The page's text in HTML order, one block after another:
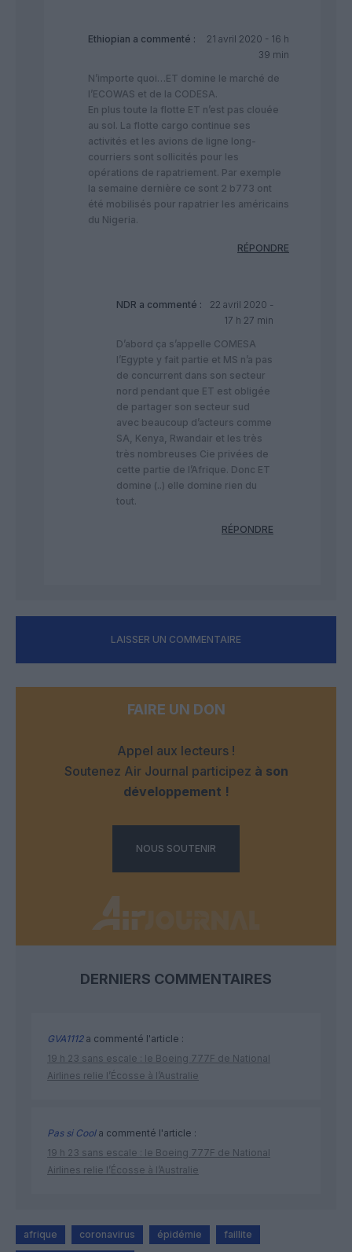
Ethiopian a commenté :
21 avril 2020 - 16 h
39 min
N’importe quoi…ET domine le marché de
l’ECOWAS et de la CODESA.
En plus toute la flotte ET n’est pas clouée
au sol. La flotte cargo continue ses
activités et les avions de ligne long-
courriers sont sollicités pour les
opérations de rapatriement. Par exemple
la semaine dernière ce sont 2 b773 ont
été mobilisés pour rapatrier les américains
du Nigeria.
RÉPONDRE
NDR a commenté :
22 avril 2020 -
17 h 27 min
D’abord ça s’appelle COMESA
l’Egypte y fait partie et MS n’a pas
de concurrent dans son secteur
nord pendant que ET est obligée
de partager son secteur sud
avec beaucoup d’acteurs comme
SA, Kenya, Rwandair et les très
très nombreuses Cie privées de
cette partie de l’Afrique. Donc ET
domine (..) elle domine rien du
tout.
RÉPONDRE
LAISSER UN COMMENTAIRE
FAIRE UN DON
Appel aux lecteurs !
Soutenez Air Journal participez à son
développement !
NOUS SOUTENIR
DERNIERS COMMENTAIRES
GVA1112a commenté l'article :
19 h 23 sans escale : le Boeing 777F de National
Airlines relie l’Écosse à l’Australie
Pas si Coola commenté l'article :
19 h 23 sans escale : le Boeing 777F de National
Airlines relie l’Écosse à l’Australie
afrique coronavirus épidémie faillite